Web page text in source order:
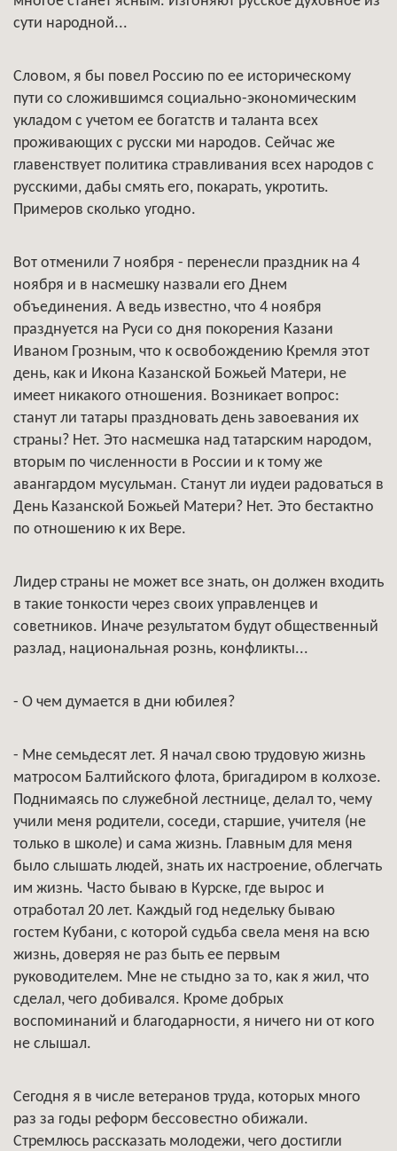
сути народной...
Словом, я бы повел Россию по ее историческому
пути со сложившимся социально-экономическим
укладом с учетом ее богатств и таланта всех
проживающих с русски ми народов. Сейчас же
главенствует политика стравливания всех народов с
русскими, дабы смять его, покарать, укротить.
Примеров сколько угодно.
Вот отменили 7 ноября - перенесли праздник на 4
ноября и в насмешку назвали его Днем
объединения. А ведь известно, что 4 ноября
празднуется на Руси со дня покорения Казани
Иваном Грозным, что к освобождению Кремля этот
день, как и Икона Казанской Божьей Матери, не
имеет никакого отношения. Возникает вопрос:
станут ли татары праздновать день завоевания их
страны? Нет. Это насмешка над татарским народом,
вторым по численности в России и к тому же
авангардом мусульман. Станут ли иудеи радоваться в
День Казанской Божьей Матери? Нет. Это бестактно
по отношению к их Вере.
Лидер страны не может все знать, он должен входить
в такие тонкости через своих управленцев и
советников. Иначе результатом будут общественный
разлад, национальная рознь, конфликты...
- О чем думается в дни юбилея?
- Мне семьдесят лет. Я начал свою трудовую жизнь
матросом Балтийского флота, бригадиром в колхозе.
Поднимаясь по служебной лестнице, делал то, чему
учили меня родители, соседи, старшие, учителя (не
только в школе) и сама жизнь. Главным для меня
было слышать людей, знать их настроение, облегчать
им жизнь. Часто бываю в Курске, где вырос и
отработал 20 лет. Каждый год недельку бываю
гостем Кубани, с которой судьба свела меня на всю
жизнь, доверяя не раз быть ее первым
руководителем. Мне не стыдно за то, как я жил, что
сделал, чего добивался. Кроме добрых
воспоминаний и благодарности, я ничего ни от кого
не слышал.
Сегодня я в числе ветеранов труда, которых много
раз за годы реформ бессовестно обижали.
Стремлюсь рассказать молодежи, чего достигли